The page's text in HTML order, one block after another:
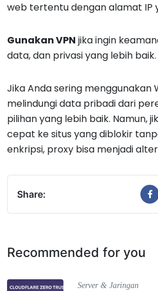
web tertentu dengan alamat IP
Gunakan VPN jika ingin
data, dan privasi yang lebih baik.
Jika Anda sering menggunakan
melindungi data pribadi dari
pilihan yang lebih baik. Namun,
cepat ke situs yang diblokir
enkripsi, proxy bisa menjadi
Share:
Recommended for you
Server & Jaringan